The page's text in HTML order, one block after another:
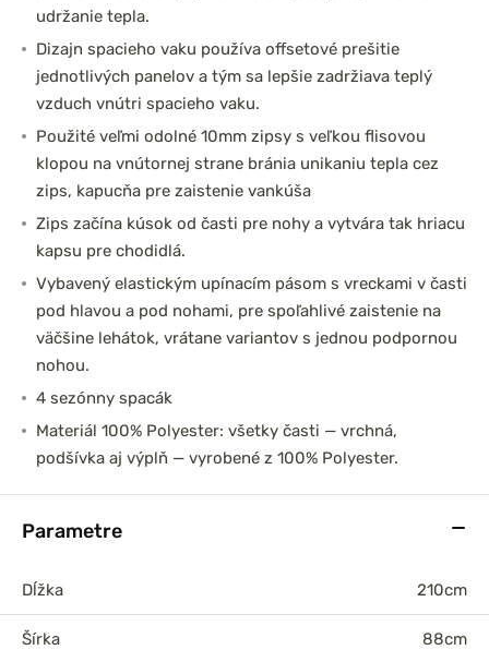
udržanie tepla.
Dizajn spacieho vaku používa offsetové prešitie
jednotlivých panelov a tým sa lepšie zadržiava teplý
vzduch vnútri spacieho vaku.
Použité veľmi odolné 10mm zipsy s veľkou flisovou
klopou na vnútornej strane bránia unikaniu tepla cez
zips, kapucňa pre zaistenie vankúša
Zips začína kúsok od časti pre nohy a vytvára tak hriacu
kapsu pre chodidlá.
Vybavený elastickým upínacím pásom s vreckami v časti
pod hlavou a pod nohami, pre spoľahlivé zaistenie na
väčšine lehátok, vrátane variantov s jednou podpornou
nohou.
4 sezónny spacák
Materiál 100% Polyester: všetky časti — vrchná,
podšívka aj výplň — vyrobené z 100% Polyester.
Parametre
Dĺžka 210cm
Šírka
88cm